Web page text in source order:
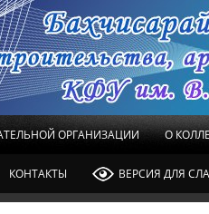
ОРГАНИЗАЦИИ О
КОНТАКТЫ ВЕРСИЯ ДЛЯ